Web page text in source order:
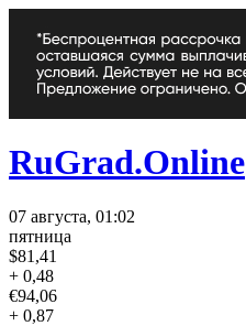
RuGrad.Online
07 августа, 01:02
пятница
$81,41
+ 0,48
€94,06
+ 0,87